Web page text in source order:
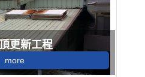
更新工程
more